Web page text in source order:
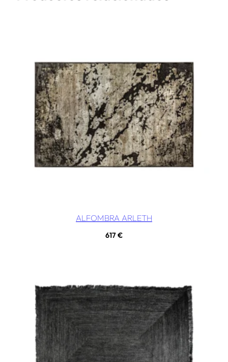
ALFOMBRA ARLETH
617€